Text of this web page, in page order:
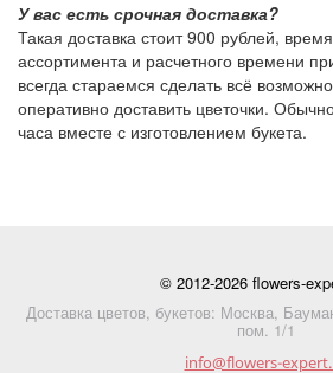
У вас есть срочная доставка?
Такая доставка стоит900 рублей,
ассортимента и расчетного времени
всегда стараемся сделать всё
оперативно доставить цветочки.
часа вместе с изготовлением букета.
© 2012-2026 flowers-
Доставка цветов, букетов: Москва,
пом. 1/1
info@flowers-